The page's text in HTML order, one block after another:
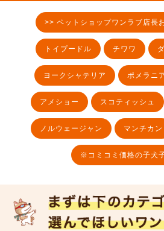
>> ペットショップワンラブ店長
トイプードル チワワ
ヨークシャテリア ポメラニ
アメショー スコティッシュ
ノルウェージャン マンチカン
※コミコミ価格の子犬